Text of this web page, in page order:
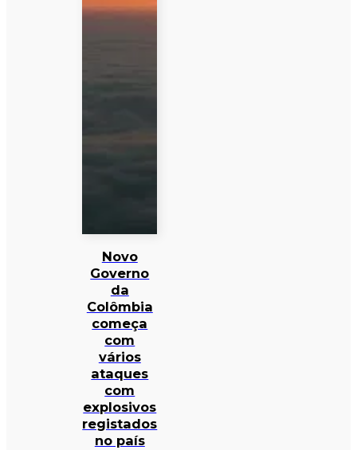
Novo
Governo
da
Colômbia
começa
com
vários
ataques
com
explosivos
registados
no país